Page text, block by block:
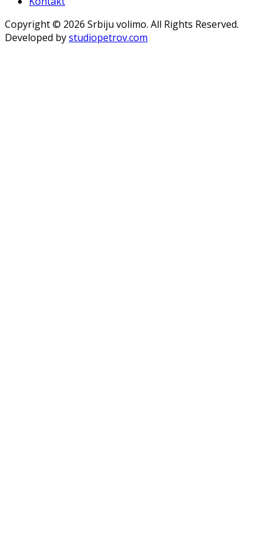
Copyright © 2026 Srbiju volimo. All Rights Reserved.
Developed bystudiopetrov.com